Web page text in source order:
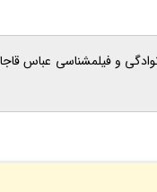
های خانوادگی و فیلمشناسی عباس